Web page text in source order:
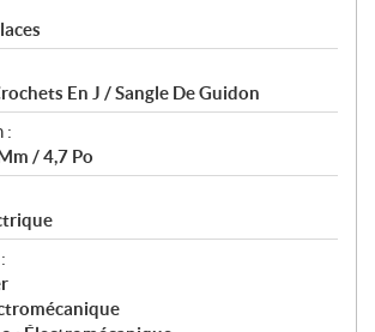
En J / Sangle De Guidon
:
/ 4,7 Po